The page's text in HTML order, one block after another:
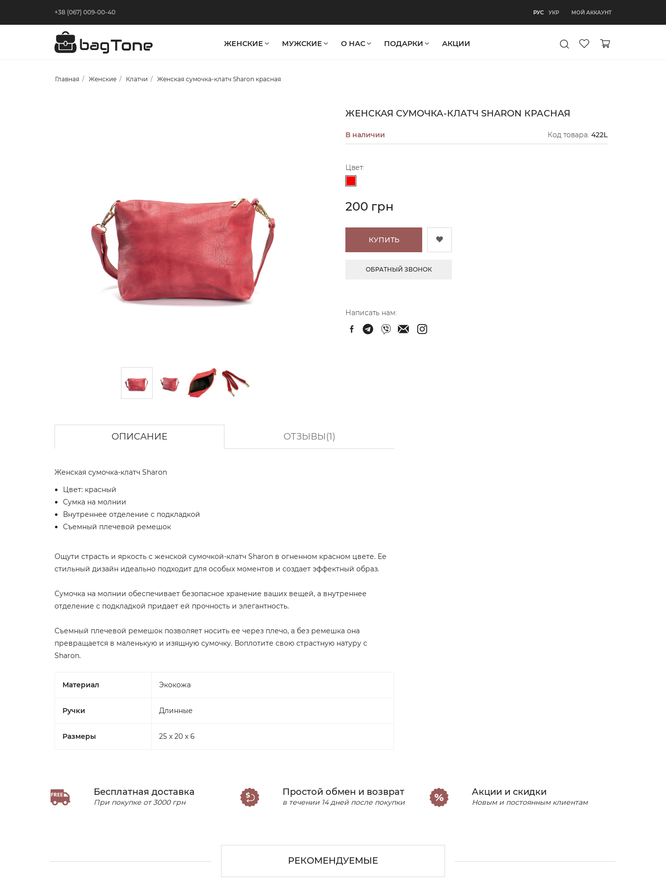
+38 (067) 009-00-40 РУС УКР МОЙ АККАУНТ
ЖЕНСКИЕ МУЖСКИЕ АКЦИИ
О НАС ПОДАРКИ
Главная Женские Клатчи Женская сумочка-клатч Sharon красная
ЖЕНСКАЯ СУМОЧКА-КЛАТЧ SHARON КРАСНАЯ
В наличии Код товара: 422L
Цвет:
200 грн
КУПИТЬ
ОБРАТНЫЙ ЗВОНОК
Написать нам:
ОПИСАНИЕ ОТЗЫВЫ(1)
Женская сумочка-клатч Sharon
Цвет: красный
Сумка на молнии
Внутреннее отделение с подкладкой
Съемный плечевой ремешок
Ощути страсть и яркость с женской сумочкой-клатч Sharon в огненном красном цвете. Ее
стильный дизайн идеально подходит для особых моментов и создает эффектный образ.
Сумочка на молнии обеспечивает безопасное хранение ваших вещей, а внутреннее
отделение с подкладкой придает ей прочность и элегантность.
Съемный плечевой ремешок позволяет носить ее через плечо, а без ремешка она
превращается в маленькую и изящную сумочку. Воплотите свою страстную натуру с
Sharon.
Материал Экокожа
Ручки Длинные
Размеры 25 x 20 x 6
Бесплатная доставка
При покупке от 3000 грн
Простой обмен и возврат
в течении 14 дней после покупки
Акции и скидки
Новым и постоянным клиентам
РЕКОМЕНДУЕМЫЕ